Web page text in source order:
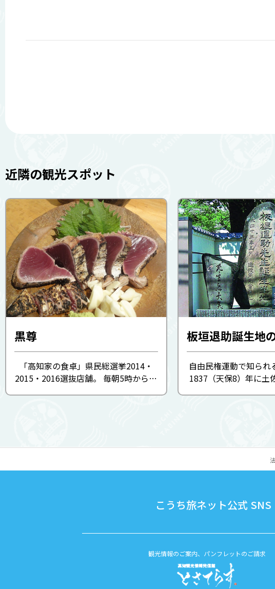
近隣の観光スポット
黒尊
「高知家の食卓」県民総選挙2014・
2015・2016選抜店舗。 毎朝5時から市
板垣退助誕生地
自由民権運動で知られ
1837（天保8）年に土
こうち旅ネット公式 SNS
観光情報のご案内、パンフレットのご請求